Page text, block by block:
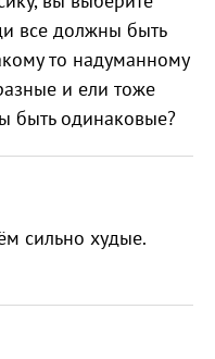
все должны быть
то надуманному
и ели тоже
быть одинаковые?
сильно худые.